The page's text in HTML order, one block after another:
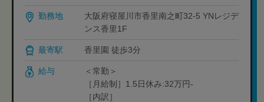
勤務地
大阪府寝屋川市香里南之町32-5 YNレジデ
ンス香里1F
最寄駅 香里園 徒歩3分
給与
＜常勤＞
［月給制］1.5日休み:32万円-
［内訳］